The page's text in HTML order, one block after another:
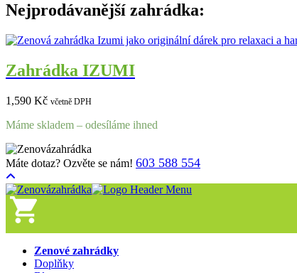
Nejprodávanější zahrádka:
Zahrádka IZUMI
1,590 Kč včetně DPH
Máme skladem – odesíláme ihned
Máte dotaz? Ozvěte se nám! 603 588 554
Zenové zahrádky
Doplňky